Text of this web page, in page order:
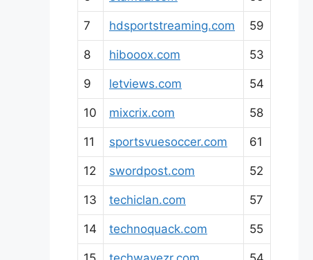
7 hdsportstreaming.com 59
8 hibooox.com 53
9 letviews.com 54
10 mixcrix.com 58
11 sportsvuesoccer.com 61
12 swordpost.com 52
13 techiclan.com 57
14 technoquack.com 55